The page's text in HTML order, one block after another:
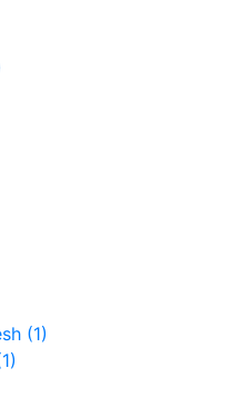
(1)